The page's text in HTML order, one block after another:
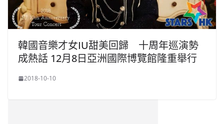
韓國音樂才女IU甜美回歸 十周年巡演勢
成熱話 12月8日亞洲國際博覽館隆重舉行
2018-10-10